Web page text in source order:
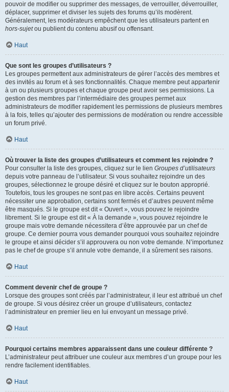
pouvoir de modifier ou supprimer des messages, de verrouiller, déverrouiller,
déplacer, supprimer et diviser les sujets des forums qu’ils modèrent.
Généralement, les modérateurs empêchent que les utilisateurs partent en
hors-sujetou publient du contenu abusif ou offensant.
Haut
Que sont les groupes d’utilisateurs ?
Les groupes permettent aux administrateurs de gérer l’accès des membres et
des invités au forum et à ses fonctionnalités. Chaque membre peut appartenir
à un ou plusieurs groupes et chaque groupe peut avoir ses permissions. La
gestion des membres par l’intermédiaire des groupes permet aux
administrateurs de modifier rapidement les permissions de plusieurs membres
à la fois, telles qu’ajouter des permissions de modération ou rendre accessible
un forum privé.
Haut
Où trouver la liste des groupes d’utilisateurs et comment les rejoindre ?
Pour consulter la liste des groupes, cliquez sur le lien Groupes d’utilisateurs
depuis votre panneau de l’utilisateur. Si vous souhaitez rejoindre un des
groupes, sélectionnez le groupe désiré et cliquez sur le bouton approprié.
Toutefois, tous les groupes ne sont pas en libre accès. Certains peuvent
nécessiter une approbation, certains sont fermés et d’autres peuvent même
être masqués. Si le groupe est dit « Ouvert », vous pouvez le rejoindre
librement. Si le groupe est dit « À la demande », vous pouvez rejoindre le
groupe mais votre demande nécessitera d’être approuvée par un chef de
groupe. Ce dernier pourra vous demander pourquoi vous souhaitez rejoindre
le groupe et ainsi décider s’il approuvera ou non votre demande. N’importunez
pas le chef de groupe s’il annule votre demande, il a sûrement ses raisons.
Haut
Comment devenir chef de groupe ?
Lorsque des groupes sont créés par l’administrateur, il leur est attribué un chef
de groupe. Si vous désirez créer un groupe d’utilisateurs, contactez
l’administrateur en premier lieu en lui envoyant un message privé.
Haut
Pourquoi certains membres apparaissent dans une couleur différente ?
L’administrateur peut attribuer une couleur aux membres d’un groupe pour les
rendre facilement identifiables.
Haut